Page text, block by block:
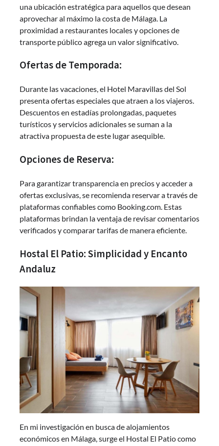
una ubicación estratégica para aquellos que desean
aprovechar al máximo la costa de Málaga. La
proximidad a restaurantes locales y opciones de
transporte público agrega un valor significativo.
Ofertas de Temporada:
Durante las vacaciones, el Hotel Maravillas del Sol
presenta ofertas especiales que atraen a los viajeros.
Descuentos en estadías prolongadas, paquetes
turísticos y servicios adicionales se suman a la
atractiva propuesta de este lugar asequible.
Opciones de Reserva:
Para garantizar transparencia en precios y acceder a
ofertas exclusivas, se recomienda reservar a través de
plataformas confiables como Booking.com. Estas
plataformas brindan la ventaja de revisar comentarios
verificados y comparar tarifas de manera eficiente.
Hostal El Patio: Simplicidad y Encanto
Andaluz
En mi investigación en busca de alojamientos
económicos en Málaga, surge el Hostal El Patio como